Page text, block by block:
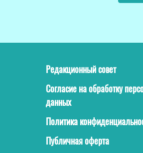
Редакционный совет
Согласие на обработку
данных
Политика
Публичная оферта